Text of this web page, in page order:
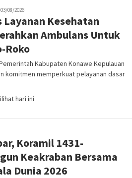
03/08/2026
Layanan Kesehatan
Ambulans Untuk
Roko
Kabupaten Konawe Kepulauan
komitmen memperkuat pelayanan dasar
hari ini
Koramil 1431-
Keakraban Bersama
Dunia 2026